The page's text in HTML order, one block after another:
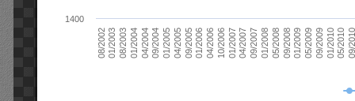
08/200201/200308/200301/200404/200409/200401/200504/200509/200501/200604/200610/200601/200704/200709/200701/200805/200809/200801/200905/200909/200901/201005/201009/
1400